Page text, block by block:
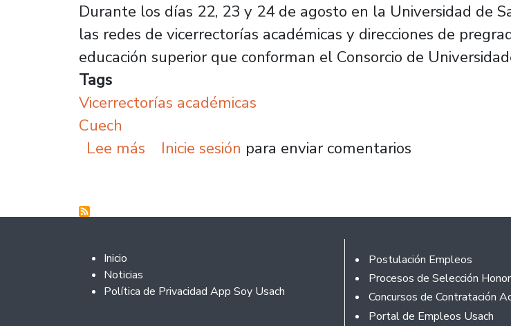
Durante los días 22, 23 y 24 de agosto en la Universidad de
las redes de vicerrectorías académicas y direcciones de
educación superior que conforman el Consorcio de
Tags
Vicerrectorías académicas
Cuech
Lee más sobre Vicerrectorías académicas y direcciones de
Inicie sesión para enviar comentarios
Footer 2
Inicio
Noticias
Política de Privacidad App Soy Usach
Footer
Postulación Empleos
Procesos de Selección
Concursos de Contratación
Portal de Empleos Usach